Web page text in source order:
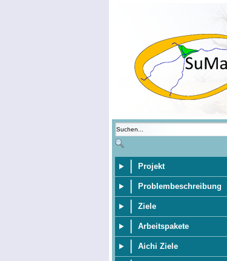
Projekt
Problembeschreibung
Ziele
Arbeitspakete
Aichi Ziele